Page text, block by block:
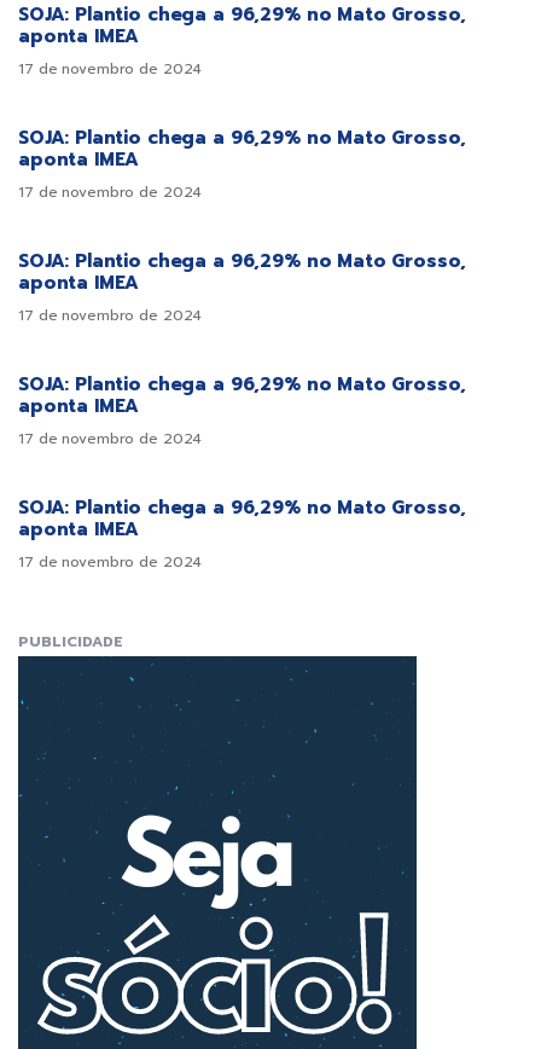
SOJA: Plantio chega a 96,29% no Mato Grosso,
aponta IMEA
17 de novembro de 2024
SOJA: Plantio chega a 96,29% no Mato Grosso,
aponta IMEA
17 de novembro de 2024
SOJA: Plantio chega a 96,29% no Mato Grosso,
aponta IMEA
17 de novembro de 2024
SOJA: Plantio chega a 96,29% no Mato Grosso,
aponta IMEA
17 de novembro de 2024
SOJA: Plantio chega a 96,29% no Mato Grosso,
aponta IMEA
17 de novembro de 2024